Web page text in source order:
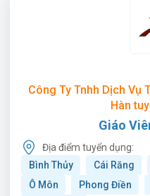
Công Ty Tnhh Dịch Vụ
Hàn
Giáo
Địa điểm tuyển dụng:
Bình Thủy
Cái Răng
Ô Môn
Phong Điền